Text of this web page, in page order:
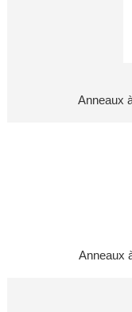
Anneaux
Anneaux